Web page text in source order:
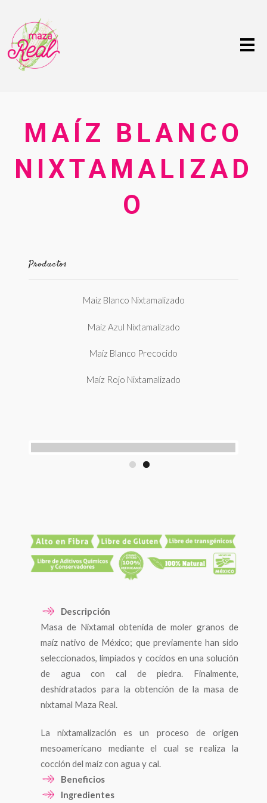
MAÍZ BLANCO
NIXTAMALIZAD
O
Productos
Maíz Blanco Nixtamalizado
Maíz Azul Nixtamalizado
Maíz Blanco Precocido
Maíz Rojo Nixtamalizado
Masa de Nixtamal obtenida de moler granos de
maíz nativo de México; que previamente han sido
seleccionados, limpiados y cocidos en una solución
de agua con cal de piedra. Finalmente,
deshidratados para la obtención de la masa de
nixtamal Maza Real.
mesoamericano mediante el cual se realiza la
cocción del maíz con agua y cal.
Beneficios
Beneficios de la Nixtamalización
Ingredientes